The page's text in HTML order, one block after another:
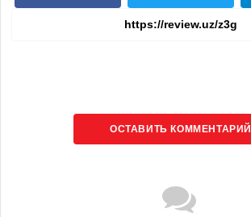
ОСТАВИТЬ КОММЕНТАРИЙ